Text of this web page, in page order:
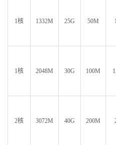
1核 1332M 25G 50M
1核 2048M 30G 100M
2核 3072M 40G 200M